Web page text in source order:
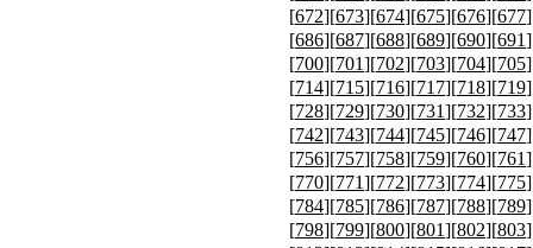
[672][673][674][675][676][677
[686][687][688][689][690][691
[700][701][702][703][704][705
[714][715][716][717][718][719
[728][729][730][731][732][733
[742][743][744][745][746][747
[756][757][758][759][760][761
[770][771][772][773][774][775
[784][785][786][787][788][789
[798][799][800][801][802][803